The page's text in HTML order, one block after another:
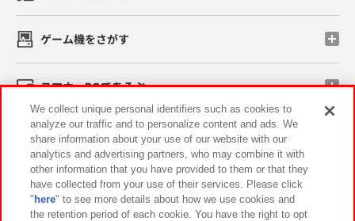
ゲーム機をさがす
スマホ・PCであそぶ
イベント・キャンペーン
関連会社 サステナビリティ サイトポリシー
We collect unique personal identifiers such as cookies to
analyze our traffic and to personalize content and ads. We
share information about your use of our website with our
analytics and advertising partners, who may combine it with
other information that you have provided to them or that they
have collected from your use of their services. Please click
" here" to see more details about how we use cookies and
the retention period of each cookie. You have the right to opt